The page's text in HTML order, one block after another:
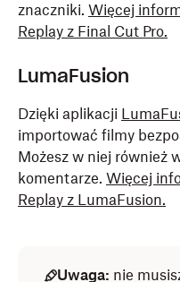
znaczniki. Więcej
Replay z Final Cut Pro.
LumaFusion
Dzięki aplikacji
importować filmy
Możesz w niej również
komentarze. Więcej
Replay z LumaFusion.
Uwaga: nie